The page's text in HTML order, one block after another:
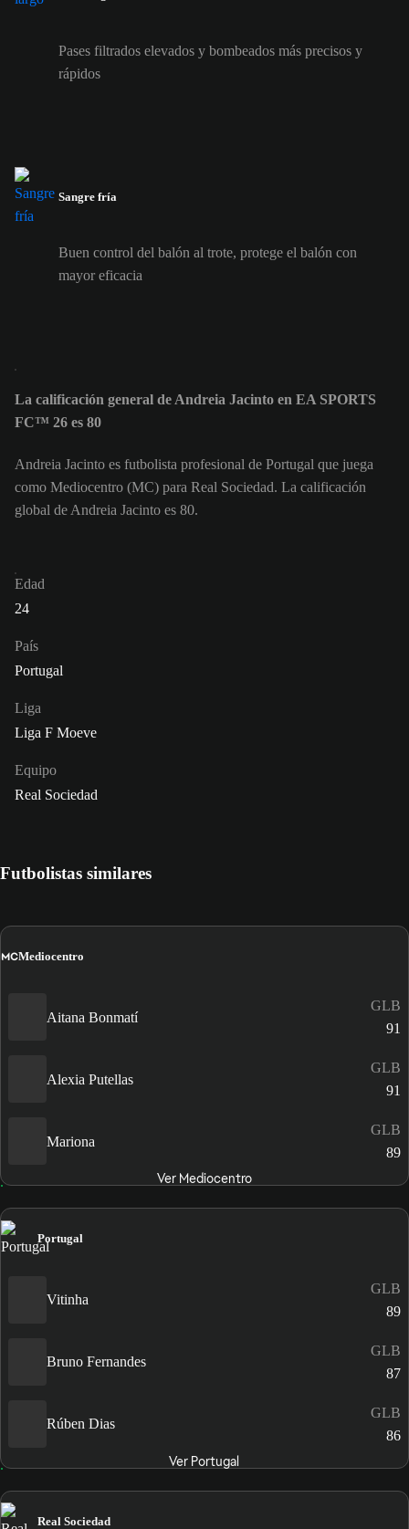
Pases filtrados elevados y bombeados más precisos y
rápidos
Sangre fría
Buen control del balón al trote, protege el balón con
mayor eficacia
La calificación general de Andreia Jacinto en EA SPORTS
FC™ 26 es 80
Andreia Jacinto es futbolista profesional de Portugal que juega
como Mediocentro (MC) para Real Sociedad. La calificación
global de Andreia Jacinto es 80.
Edad
24
País
Portugal
Liga
Liga F Moeve
Equipo
Real Sociedad
Futbolistas similares
MCMediocentro
Aitana Bonmatí
GLB
91
Alexia Putellas
GLB
91
Mariona
GLB
89
Ver Mediocentro
Portugal
Vitinha
GLB
89
Bruno Fernandes
GLB
87
Rúben Dias
GLB
86
Ver Portugal
Real Sociedad